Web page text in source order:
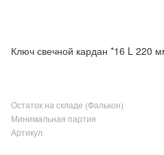
Ключ свечной кардан *16 L 220
Остаток на складе (Фалькон)
Минимальная партия
Артикул